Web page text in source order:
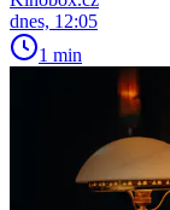
dnes, 12:05
1 min